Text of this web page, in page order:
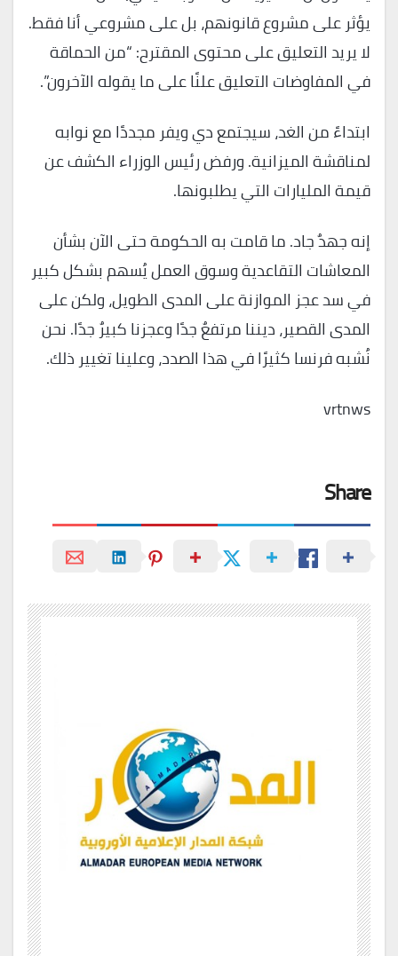
يؤثر على مشروع قانونهم، بل على مشروعي أنا فقط.
لا يريد التعليق على محتوى المقترح: “من الحماقة
في المفاوضات التعليق علنًا على ما يقوله الآخرون”.
ابتداءً من الغد، سيجتمع دي ويفر مجددًا مع نوابه
لمناقشة الميزانية. ورفض رئيس الوزراء الكشف عن
قيمة المليارات التي يطلبونها.
إنه جهدٌ جاد. ما قامت به الحكومة حتى الآن بشأن
المعاشات التقاعدية وسوق العمل يُسهم بشكل كبير
في سد عجز الموازنة على المدى الطويل، ولكن على
المدى القصير، ديننا مرتفعٌ جدًا وعجزنا كبيرٌ جدًا. نحن
نُشبه فرنسا كثيرًا في هذا الصدد، وعلينا تغيير ذلك.
vrtnws
Share